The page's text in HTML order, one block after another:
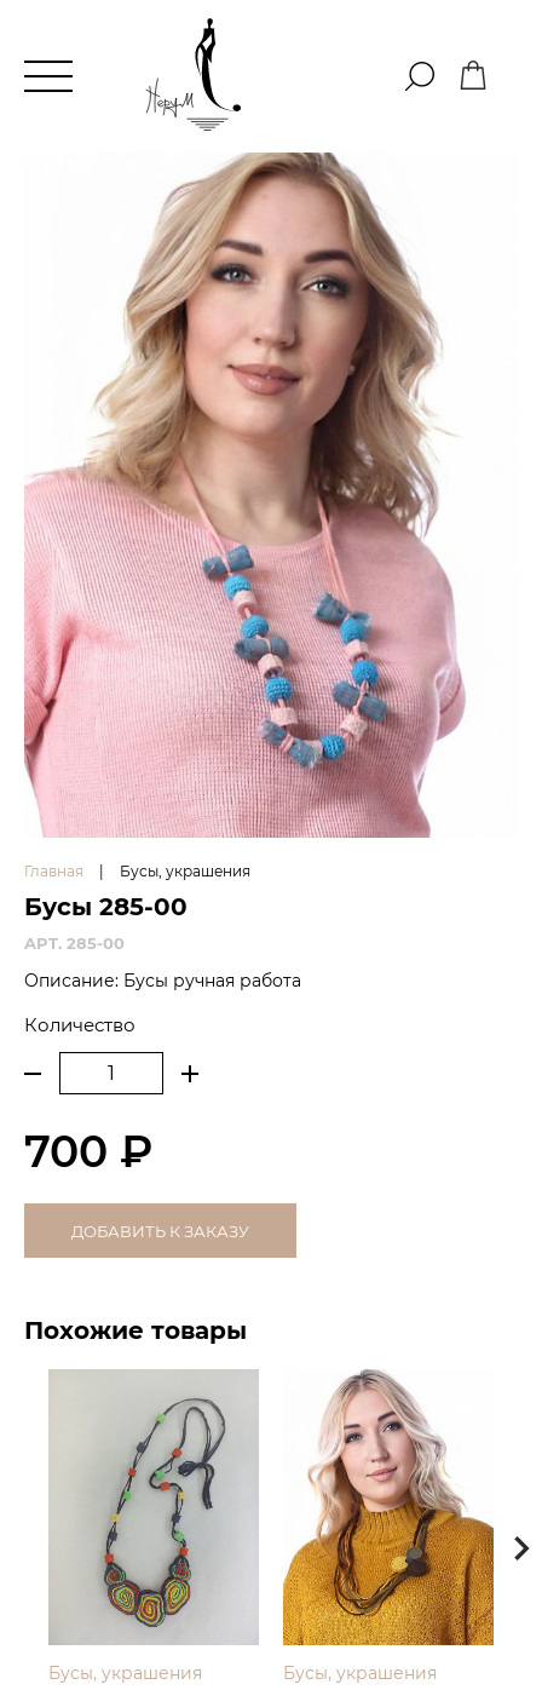
Главная Бусы, украшения
Бусы 285-00
APT. 285-00
Описание: Бусы ручная работа
Количество
700 ₽
ДОБАВИТЬ К ЗАКАЗУ
Похожие товары
Бусы, украшения
Бусы, украшения